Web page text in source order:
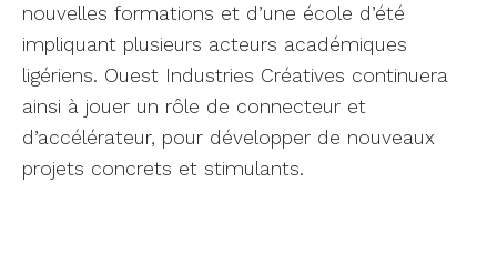
nouvelles formations et d’une école d’été
impliquant plusieurs acteurs académiques
ligériens. Ouest Industries Créatives continuera
ainsi à jouer un rôle de connecteur et
d’accélérateur, pour développer de nouveaux
projets concrets et stimulants.